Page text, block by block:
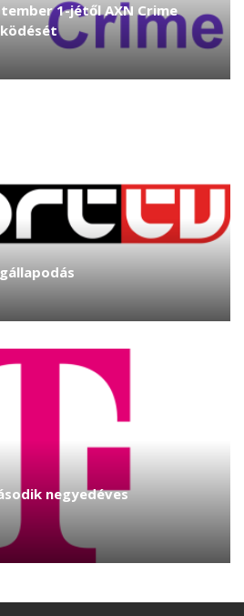
1-jétől AXN Crime
negyedéves